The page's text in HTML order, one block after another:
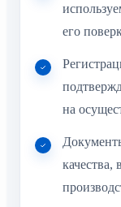
его
на
качества,